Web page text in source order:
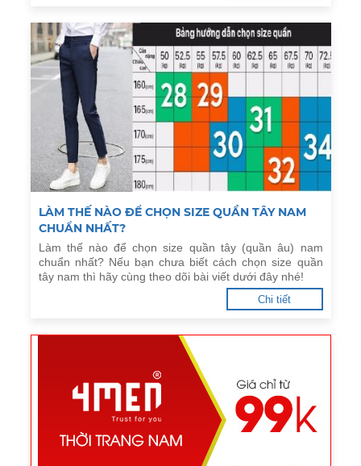
​LÀM THẾ NÀO ĐỂ CHỌN SIZE QUẦN TÂY NAM
CHUẨN NHẤT?
Làm thế nào để chọn size quần tây (quần âu) nam
chuẩn nhất? Nếu bạn chưa biết cách chọn size quần
tây nam thì hãy cùng theo dõi bài viết dưới đây nhé!
Chi tiết